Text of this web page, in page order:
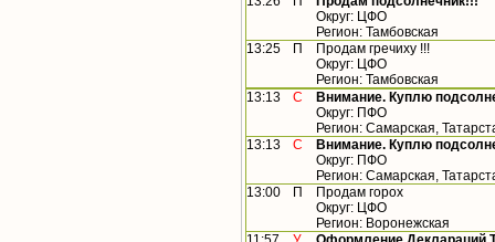
Округ: ЦФО
Регион: Тамбовская
13:25
П
Продам гречиху !!!
Округ: ЦФО
Регион: Тамбовская
13:13
С
Внимание. Куплю
Округ: ПФО
Регион: Самарская,
13:13
С
Внимание. Куплю
Округ: ПФО
Регион: Самарская,
13:00
П
Продам горох
Округ: ЦФО
Регион: Воронежская